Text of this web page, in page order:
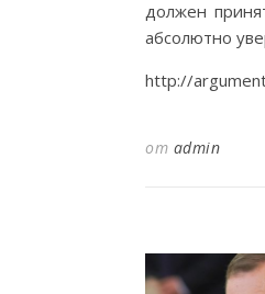
должен
абсолютно
http://
от admin